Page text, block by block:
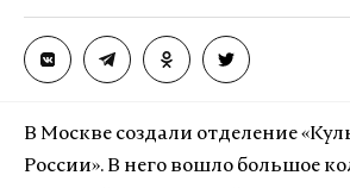
В Москве создали отделение
России». В него вошло большое